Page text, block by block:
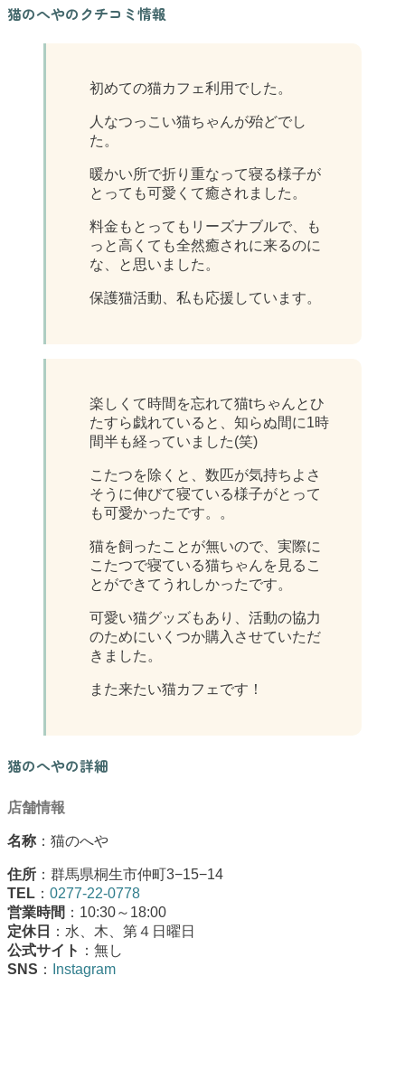
猫のへやのクチコミ情報
初めての猫カフェ利用でした。
人なつっこい猫ちゃんが殆どでし
た。
暖かい所で折り重なって寝る様子が
とっても可愛くて癒されました。
料金もとってもリーズナブルで、も
っと高くても全然癒されに来るのに
な、と思いました。
保護猫活動、私も応援しています。
楽しくて時間を忘れて猫tちゃんとひ
たすら戯れていると、知らぬ間に1時
間半も経っていました(笑)
こたつを除くと、数匹が気持ちよさ
そうに伸びて寝ている様子がとって
も可愛かったです。。
猫を飼ったことが無いので、実際に
こたつで寝ている猫ちゃんを見るこ
とができてうれしかったです。
可愛い猫グッズもあり、活動の協力
のためにいくつか購入させていただ
きました。
また来たい猫カフェです！
猫のへやの詳細
店舗情報
名称 ：猫のへや
住所 ：群馬県桐生市仲町3−15−14
TEL ： 0277-22-0778
営業時間 ：10:30～18:00
定休日
：水、木、第４日曜日
公式サイト ：無し
SNS ： Instagram